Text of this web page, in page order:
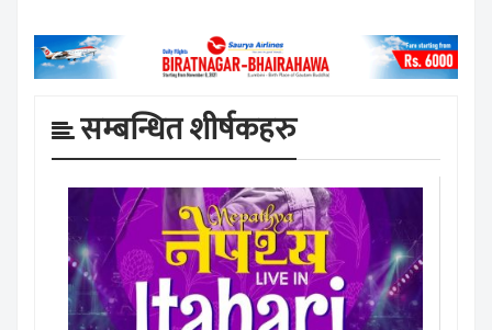
सम्बन्धित शीर्षकहरु